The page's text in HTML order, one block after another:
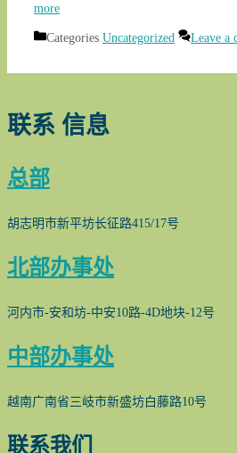
more
Categories Uncategorized Leave a
联系 信息
总部
胡志明市新平坊长征路415/17号
北部办事处
河内市-安和坊-中安10路-4D地块-12号
中部办事处
越南广南省三岐市新盛坊白藤路10号
联系我们